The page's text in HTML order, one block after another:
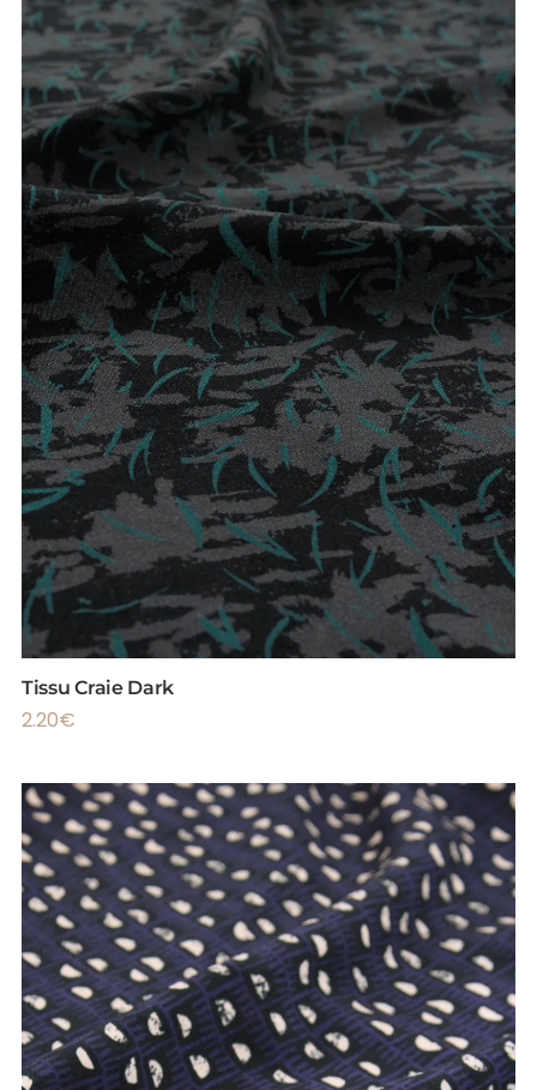
Tissu Craie Dark
2.20€